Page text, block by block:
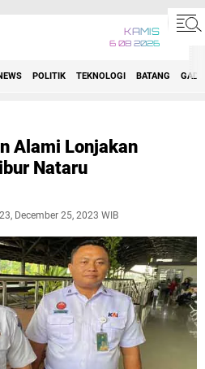
KAMIS
6 08 2026
POLITIK TEKNOLOGI BATANG
Alami Lonjakan
Nataru
December 25, 2023 WIB